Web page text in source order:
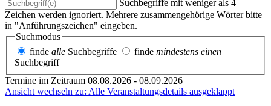
Suchbegriffe mit weniger als 4
Zeichen werden ignoriert. Mehrere zusammengehörige Wörter bitte
in "Anführungszeichen" eingeben.
Suchmodus
finde alle Suchbegriffe finde mindestens einen
Suchbegriff
Termine im Zeitraum 08.08.2026 - 08.09.2026
Ansicht wechseln zu: Alle Veranstaltungsdetails ausgeklappt